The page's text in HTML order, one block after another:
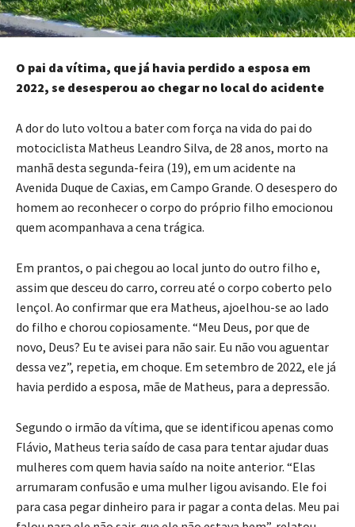
O pai da vítima, que já havia perdido a esposa em
2022, se desesperou ao chegar no local do acidente
A dor do luto voltou a bater com força na vida do pai do
motociclista Matheus Leandro Silva, de 28 anos, morto na
manhã desta segunda-feira (19), em um acidente na
Avenida Duque de Caxias, em Campo Grande. O desespero do
homem ao reconhecer o corpo do próprio filho emocionou
quem acompanhava a cena trágica.
Em prantos, o pai chegou ao local junto do outro filho e,
assim que desceu do carro, correu até o corpo coberto pelo
lençol. Ao confirmar que era Matheus, ajoelhou-se ao lado
do filho e chorou copiosamente. “Meu Deus, por que de
novo, Deus? Eu te avisei para não sair. Eu não vou aguentar
dessa vez”, repetia, em choque. Em setembro de 2022, ele já
havia perdido a esposa, mãe de Matheus, para a depressão.
Segundo o irmão da vítima, que se identificou apenas como
Flávio, Matheus teria saído de casa para tentar ajudar duas
mulheres com quem havia saído na noite anterior. “Elas
arrumaram confusão e uma mulher ligou avisando. Ele foi
para casa pegar dinheiro para ir pagar a conta delas. Meu pai